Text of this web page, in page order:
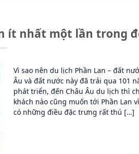
ít nhất một lần trong
Vì sao nên du lịch Phần Lan – đất
Âu và đất nước này đã trải qua 101
phát triển, đến Châu Âu du lịch thì
khách nào cũng muốn tới Phần Lan
có những điều đặc trưng rất thú […]